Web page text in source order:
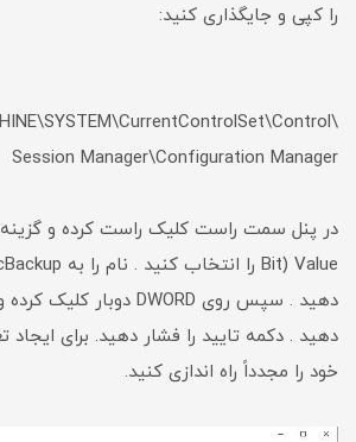
را کپی و جایگذاری کنید:
Session Manager\Configuration Manager
دهید . دکمه تایید را فشار دهید. برای ایجاد
خود را مجدداً راه اندازی کنید.